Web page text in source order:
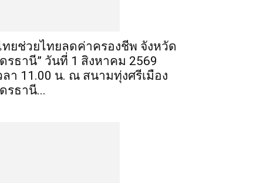
ทยช่วยไทยลดค่าครองชีพ จังหวัด
รธานี” วันที่ 1 สิงหาคม 2569
ลา 11.00 น. ณ สนามทุ่งศรีเมือง
รธานี...